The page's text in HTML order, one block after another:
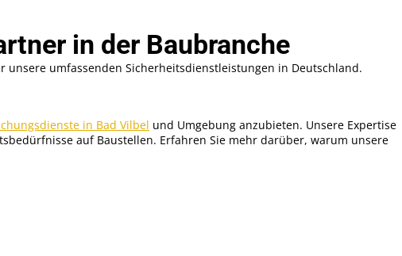
in der Baubranche
unsere umfassenden Sicherheitsdienstleistungen in Deutschland.
in Bad Vilbel und Umgebung anzubieten. Unsere Expertise
auf Baustellen. Erfahren Sie mehr darüber, warum unsere